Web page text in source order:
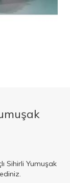
Sihirli Yumuşak